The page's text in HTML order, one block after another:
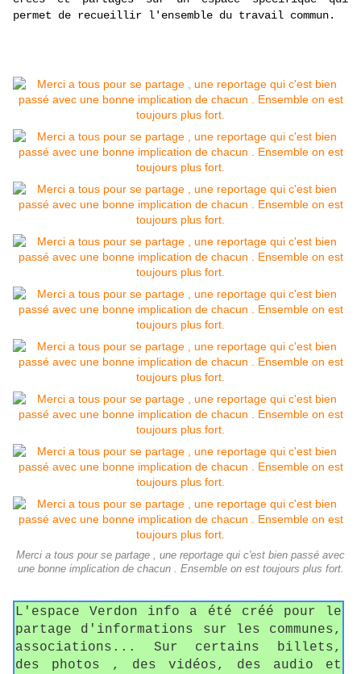
permet de recueillir l'ensemble du travail commun.
Merci a tous pour se partage , une reportage qui c'est bien passé avec
une bonne implication de chacun . Ensemble on est toujours plus fort.
L'espace Verdon info a été créé pour le
partage d'informations sur les communes,
associations... Sur certains billets,
des photos , des vidéos, des audio et